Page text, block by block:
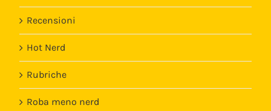
Recensioni
Hot Nerd
Rubriche
Roba meno nerd